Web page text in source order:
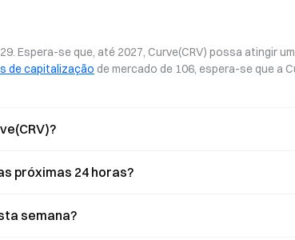
Exploramos o papel do
os possíveis caminhos de
Espera-se que, até 2027, Curve(CRV) possa atingir
de capitalização de mercado de 106, espera-se que a
próximas 24 horas?
semana?